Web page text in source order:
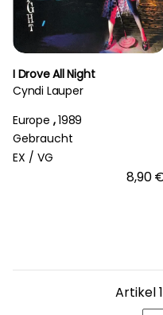
I Drove All Night
Cyndi Lauper
Europe ,1989
Gebraucht
EX / VG
8,90
Artikel